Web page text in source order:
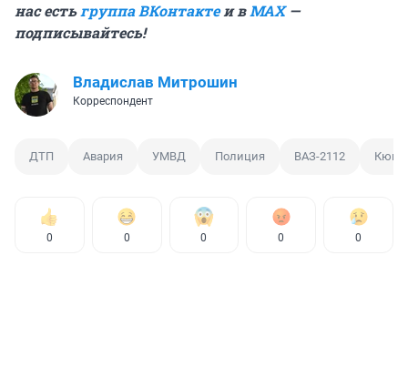
нас естьгруппа ВКонтактеи вMAX—
подписывайтесь!
Владислав Митрошин
Корреспондент
ДТП Авария УМВД Полиция ВАЗ-2112
0 0 0 0 0